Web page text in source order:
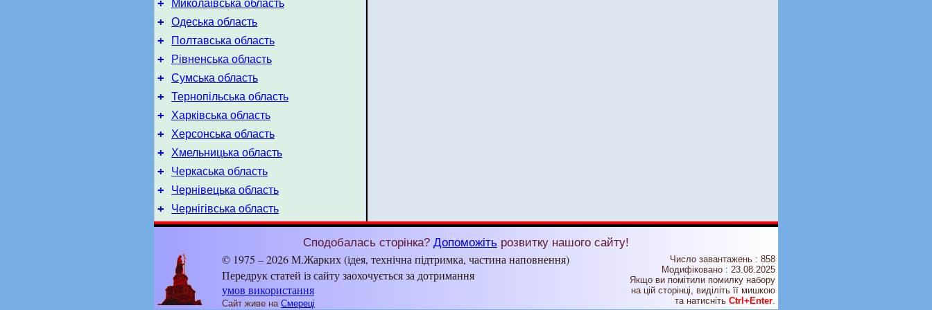
+ Миколаївська область
+ Одеська область
+ Полтавська область
+ Рівненська область
+ Сумська область
+ Тернопільська область
+ Харківська область
+ Херсонська область
+ Хмельницька область
+ Черкаська область
+ Чернівецька область
+ Чернігівська область
Сподобалась сторінка? Допоможіть розвитку нашого сайту!
© 1975 – 2026 М.Жарких (ідея, технічна підтримка, частина наповнення)
Передрук статей із сайту заохочується за дотримання
умов використання
Сайт живе на Смереці
Число завантажень : 858
Модифіковано : 23.08.2025
Якщо ви помітили помилку набору
на цiй сторiнцi, видiлiть її мишкою
та натисніть Ctrl+Enter.